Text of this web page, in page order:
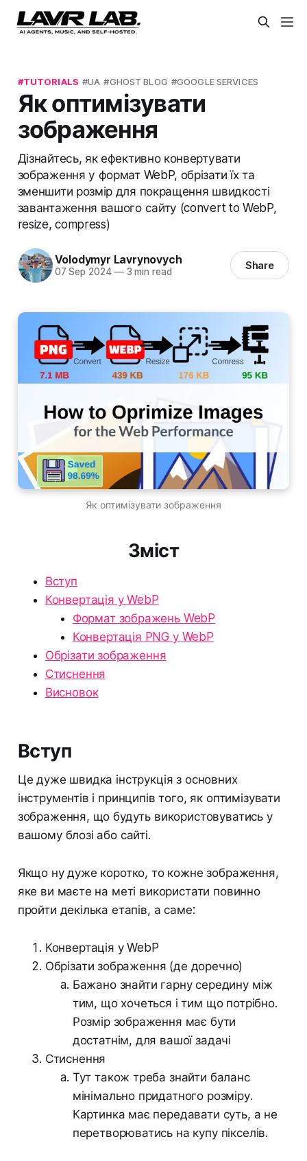
TUTORIALS UA GHOST BLOG GOOGLE SERVICES
Як оптимізувати
зображення
Дізнайтесь, як ефективно конвертувати
зображення у формат WebP, обрізати їх та
зменшити розмір для покращення швидкості
завантаження вашого сайту (convert to WebP,
resize, compress)
Volodymyr Lavrynovych
07 Sep 2024 —3 min read Share
Як оптимізувати зображення
Зміст
Вступ
Конвертація у WebP
Формат зображень WebP
Конвертація PNG у WebP
Обрізати зображення
Стиснення
Висновок
Вступ
Це дуже швидка інструкція з основних
інструментів і принципів того, як оптимізувати
зображення, що будуть використовуватись у
вашому блозі або сайті.
Якщо ну дуже коротко, то кожне зображення,
яке ви маєте на меті використати повинно
пройти декілька етапів, а саме:
Конвертація у WebP
Обрізати зображення (де доречно)
Бажано знайти гарну середину між
тим, що хочеться і тим що потрібно.
Розмір зображення має бути
достатнім, для вашої задачі
Стиснення
Тут також треба знайти баланс
мінімально придатного розміру.
Картинка має передавати суть, а не
перетворюватись на купу пікселів.